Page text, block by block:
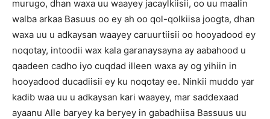
murugo, dhan waxa uu waayey jacaylkiisii, oo uu maalin
walba arkaa Basuus oo ey ah oo qol-qolkiisa joogta, dhan
waxa uu u adkaysan waayey caruurtiisii oo hooyadood ey
noqotay, intoodii wax kala garanaysayna ay aabahood u
qaadeen cadho iyo cuqdad illeen waxa ay og yihiin in
hooyadood ducadiisii ey ku noqotay ee. Ninkii muddo yar
kadib waa uu u adkaysan kari waayey, mar saddexaad
ayaanu Alle baryey ka beryey in gabadhiisa Bassuus uu